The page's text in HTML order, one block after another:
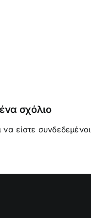
σχόλιο
είστε συνδεδεμένοι